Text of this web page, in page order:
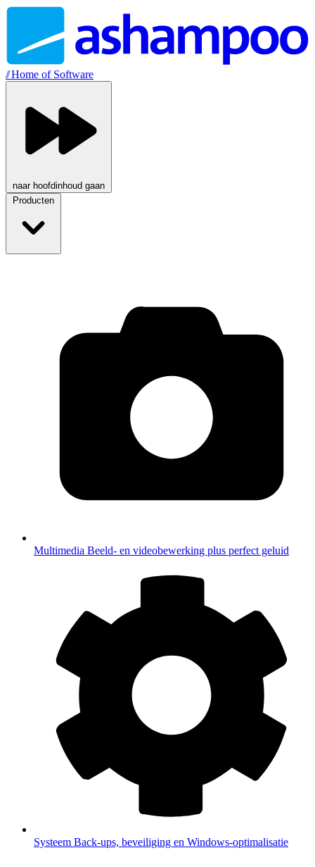
//Home of Software
naar hoofdinhoud gaan
Producten
Multimedia Beeld- en videobewerking plus perfect geluid
Systeem Back-ups, beveiliging en Windows-optimalisatie